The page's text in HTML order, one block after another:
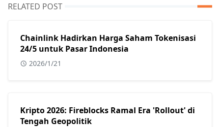
RELATED POST
Chainlink Hadirkan Harga Saham Tokenisasi
24/5 untuk Pasar Indonesia
2026/1/21
Kripto 2026: Fireblocks Ramal Era 'Rollout' di
Tengah Geopolitik